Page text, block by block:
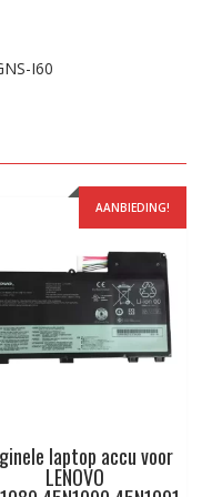
I60
AANBIEDING!
laptop accu voor
LENOVO